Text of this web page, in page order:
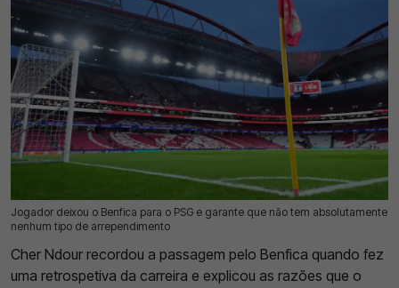
Jogador deixou o Benfica para o PSG e garante que não tem absolutamente
nenhum tipo de arrependimento
15 Jul 2026 | 17:37 | 0
Cher Ndour recordou a passagem pelo Benfica quando fez
uma retrospetiva da carreira e explicou as razões que o